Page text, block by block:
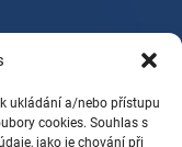
ukládání a/nebo přístupu
cookies. Souhlas s
jako je chování při